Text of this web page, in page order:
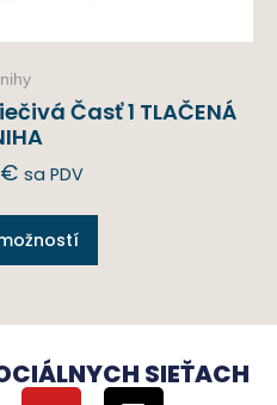
Časť 1 TLAČENÁ
€ sa PDV
SIEŤACH